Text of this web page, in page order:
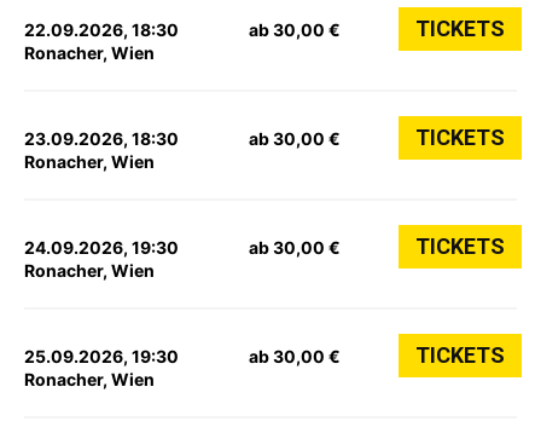
22.09.2026, 18:30
Ronacher, Wien
ab 30,00 € TICKETS
23.09.2026, 18:30
Ronacher, Wien
ab 30,00 € TICKETS
24.09.2026, 19:30
Ronacher, Wien
ab 30,00 € TICKETS
25.09.2026, 19:30
Ronacher, Wien
ab 30,00 € TICKETS